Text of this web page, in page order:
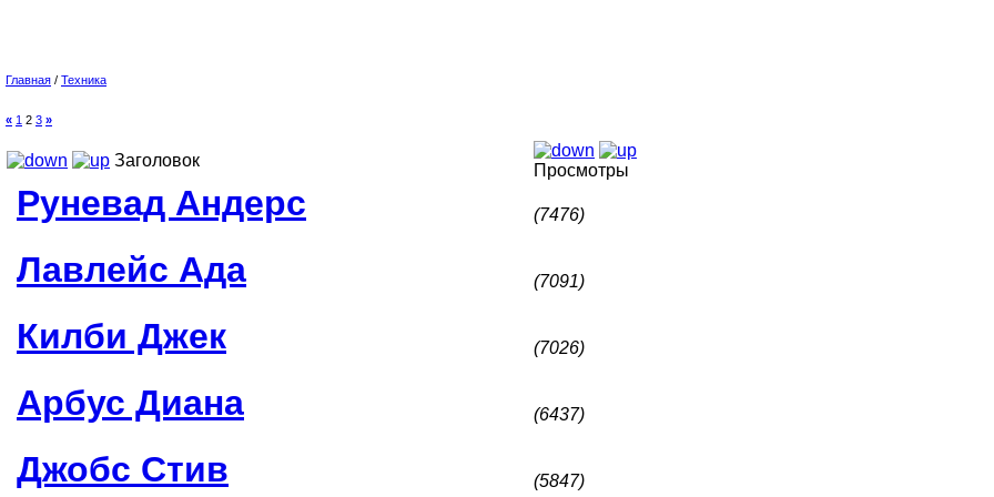
Главная / Техника
« 1 2 3 »
Заголовок
Просмотры
Руневад Андерс (7476)
Лавлейс Ада (7091)
Килби Джек (7026)
Арбус Диана (6437)
Джобс Стив (5847)